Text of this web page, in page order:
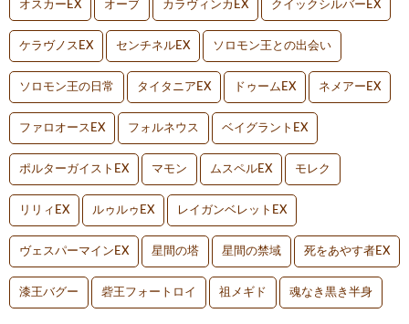
オスカーEX オーブ カラヴィンカEX クイックシルバーEX
ケラヴノスEX センチネルEX ソロモン王との出会い
ソロモン王の日常 タイタニアEX ドゥームEX ネメアーEX
ファロオースEX フォルネウス ベイグラントEX
ポルターガイストEX マモン ムスペルEX モレク
リリィEX ルゥルゥEX レイガンベレットEX
ヴェスパーマインEX 星間の塔 星間の禁域 死をあやす者EX
漆王バグー 砦王フォートロイ 祖メギド 魂なき黒き半身